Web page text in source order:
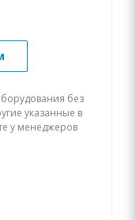
без
указанные в
у менеджеров